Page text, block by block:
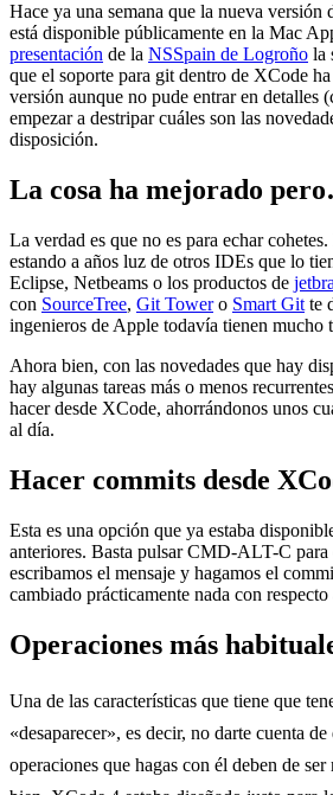
Hace ya una semana que la nueva versión
está disponible públicamente en la Mac
presentación de la NSSpain de Logroño la
que el soporte para git dentro de XCode
versión aunque no pude entrar en detalles
empezar a destripar cuáles son las
disposición.
La cosa ha mejorado
La verdad es que no es para echar
estando a años luz de otros IDEs que lo
Eclipse, Netbeams o los productos de
con SourceTree, Git Towero Smart Git te
ingenieros de Apple todavía tienen mucho
Ahora bien, con las novedades que hay
hay algunas tareas más o menos
hacer desde XCode, ahorrándonos unos
al día.
Hacer commits desde
Esta es una opción que ya estaba
anteriores. Basta pulsar CMD-ALT-C para
escribamos el mensaje y hagamos el
cambiado prácticamente nada con
Operaciones más
Una de las características que tiene que
«desaparecer», es decir, no darte cuenta
operaciones que hagas con él deben de